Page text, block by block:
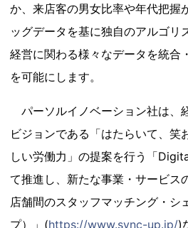
か、来店客の男女比率や年代把握
ッグデータを基に独自のアルゴ
経営に関わる様々なデータを統合
を可能にします。
パーソルイノベーション社は、
ビジョンである「はたらいて、
しい労働力」の提案を行う「
て推進し、新たな事業・サービス
店舗間のスタッフマッチング・
プ）」(https://www.sync-up.jp/)